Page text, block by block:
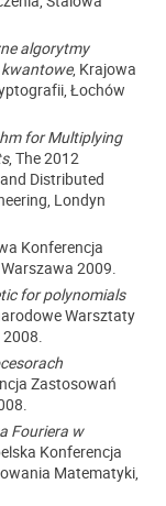
algorytmy
, Krajowa
Łochów
for Multiplying
, The 2012
Distributed
Londyn
Konferencja
2009.
for polynomials
Warsztaty
Zastosowań
Fouriera w
Konferencja
Matematyki,